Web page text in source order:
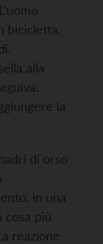
bicicletta,
alla
la
di orso
in una
cosa più
reazione